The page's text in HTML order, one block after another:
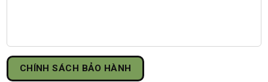
CHÍNH SÁCH BẢO HÀNH